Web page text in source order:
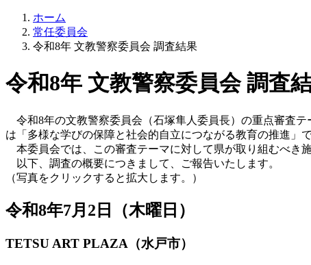
ホーム
常任委員会
令和8年 文教警察委員会 調査結果
令和8年 文教警察委員会 調査
令和8年の文教警察委員会（石塚隼人委員長）の重点審査
は「多様な学びの保障と社会的自立につながる教育の推進」で
本委員会では、この審査テーマに対して県が取り組むべき
以下、調査の概要につきまして、ご報告いたします。
（写真をクリックすると拡大します。）
令和8年7月2日（木曜日）
TETSU ART PLAZA（水戸市）